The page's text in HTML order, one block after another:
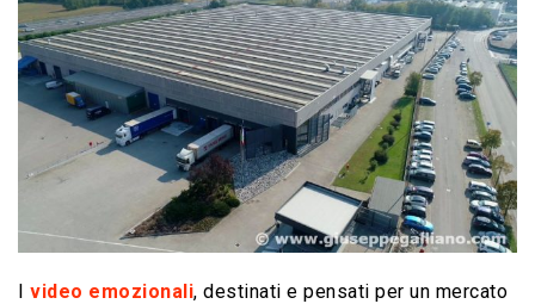
I video emozionali, destinati e pensati per un mercato